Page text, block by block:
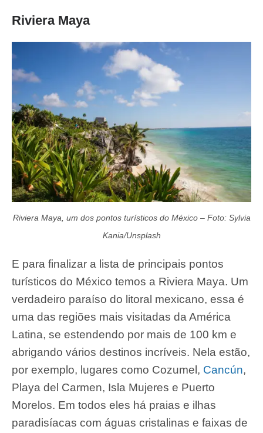
Riviera Maya
Riviera Maya, um dos pontos turísticos do México – Foto: Sylvia
Kania/Unsplash
E para finalizar a lista de principais pontos
turísticos do México temos a Riviera Maya. Um
verdadeiro paraíso do litoral mexicano, essa é
uma das regiões mais visitadas da América
Latina, se estendendo por mais de 100 km e
abrigando vários destinos incríveis. Nela estão,
por exemplo, lugares como Cozumel, Cancún,
Playa del Carmen, Isla Mujeres e Puerto
Morelos. Em todos eles há praias e ilhas
paradisíacas com águas cristalinas e faixas de